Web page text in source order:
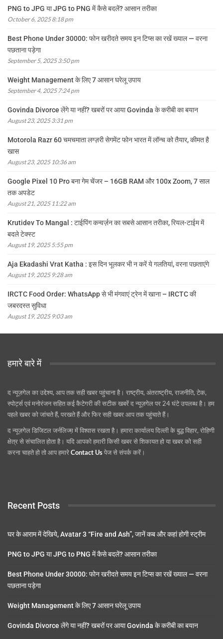
PNG to JPG या JPG to PNG में कैसे बदलें? आसान तरीका
October 6, 2025 8:18 pm
Best Phone Under 30000: फोन खरीदते समय इन टिप्स का रखें ख्याल — वरना
पछताना पड़ेगा
September 5, 2025 3:50 pm
Weight Management के लिए 7 आसान घरेलू उपाय
September 4, 2025 7:24 pm
Govinda Divorce लेंगे या नहीं? खबरों पर आया Govinda के करीबी का बयान
August 23, 2025 3:31 pm
Motorola Razr 60 चमचमाता लग्ज़री सेगमेंट फोन भारत में लॉन्च को तैयार, कीमत है
खास
August 23, 2025 10:36 am
Google Pixel 10 Pro बना गेम चेंजर – 16GB RAM और 100x Zoom, 7 साल
तक अपडेट
August 21, 2025 11:22 am
Krutidev To Mangal : टाईपिंग कन्वर्ज़न का सबसे आसान तरीका, रियल-टाईम में
बदले टेक्स्ट
August 19, 2025 5:55 pm
Aja Ekadashi Vrat Katha : इस दिन भूलकर भी न करें ये गलतियां, वरना पछताएंगे
August 19, 2025 9:28 am
IRCTC Food Order: WhatsApp से भी मंगवाएं ट्रेन में खाना – IRCTC की
जबरदस्त सुविधा
August 19, 2025 9:03 am
हमारे बारे में
द न्यूज़गेल का उद्देश्य, आप तक सही खबर पहुंचाना है। राष्ट्रीय, अंतराष्ट्रीय, राजनीति, टेक,
स्पोर्ट्स एवं मनोरंजन सहित कई कैटेगरी की सटीक खबरें द न्यूज़गेल पर 24 घंटे उपलब्ध है। हम
पहले खबर को जांचते हैं, परखते हैं और फिर सही खबर आप तक पहुंचाते हैं।
द न्यूज़गेल डिजिटल जर्नलिज्म़ में विश्वास रखता है। हमारा कार्यालय दिल्ली के बुद्ध विहार, रोहिणी
क्षेत्र से संचालित होता है। यदि आपको हमारी किसी खबर से शिकायत हो या खबर को सही
करना चाहते हो तो आप हमारेContact Usपेज से संपर्क करें।
Recent Posts
घर के आराम में देखिये, Avatar 3 “Fire and Ash”, जानें कब और कहां होगी स्ट्रीम
PNG to JPG या JPG to PNG में कैसे बदलें? आसान तरीका
Best Phone Under 30000: फोन खरीदते समय इन टिप्स का रखें ख्याल — वरना
पछताना पड़ेगा
Weight Management के लिए 7 आसान घरेलू उपाय
Govinda Divorce लेंगे या नहीं? खबरों पर आया Govinda के करीबी का बयान